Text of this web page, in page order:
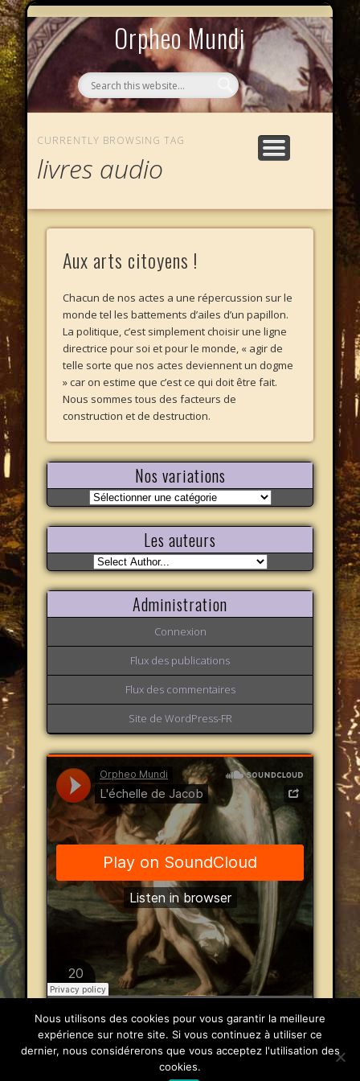
Orpheo Mundi
CURRENTLY BROWSING TAG
livres audio
Aux arts citoyens !
Chacun de nos actes a une répercussion sur le
monde tel les battements d’ailes d’un papillon.
La politique, c’est simplement choisir une ligne
directrice pour soi et pour le monde, « agir de
telle sorte que nos actes deviennent un dogme
» car on estime que c’est ce qui doit être fait.
Nous sommes tous des facteurs de
construction et de destruction.
Nos variations
Nos
variations
Les auteurs
Administration
Connexion
Flux des publications
Flux des commentaires
Site de WordPress-FR
© 2026 Orpheo Mundi
Pinboard Themeby
Nous utilisons des cookies pour vous garantir la meilleure
expérience sur notre site. Si vous continuez à utiliser ce
dernier, nous considérerons que vous acceptez l'utilisation des
cookies.